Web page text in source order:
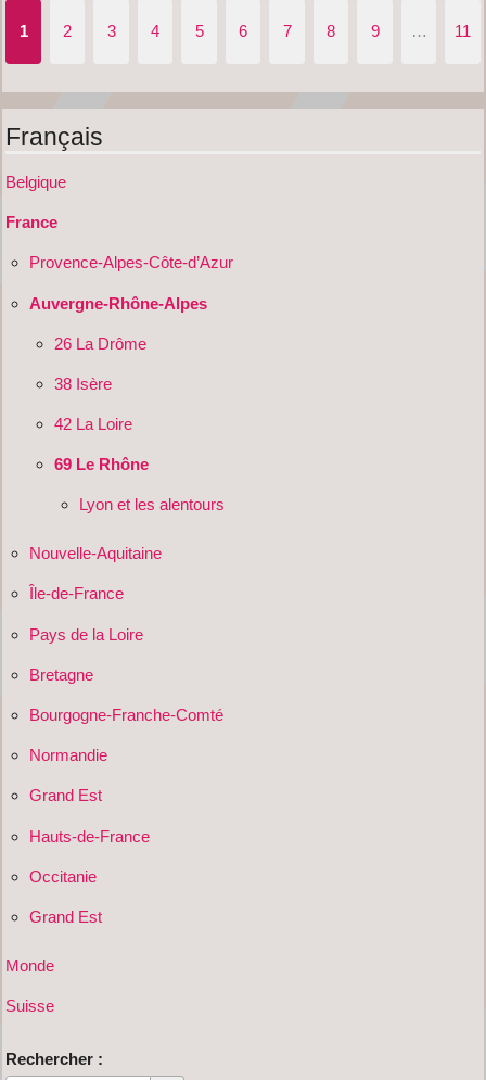
1 2 3 4 5 6 7 8 9 … 11
Français
Belgique
France
Provence-Alpes-Côte-d’Azur
Auvergne-Rhône-Alpes
26 La Drôme
38 Isère
42 La Loire
69 Le Rhône
Lyon et les alentours
Nouvelle-Aquitaine
Île-de-France
Pays de la Loire
Bretagne
Bourgogne-Franche-Comté
Normandie
Grand Est
Hauts-de-France
Occitanie
Grand Est
Monde
Suisse
Rechercher :